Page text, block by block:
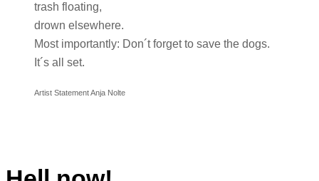
trash floating,
drown elsewhere.
Most importantly: Don´t forget to save the dogs.
It´s all set.
Artist Statement Anja Nolte